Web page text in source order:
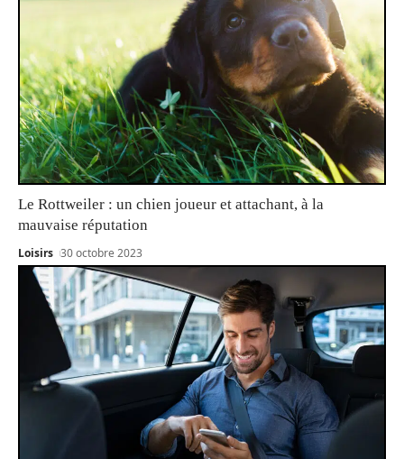
Le Rottweiler : un chien joueur et attachant, à la
mauvaise réputation
Loisirs 30 octobre 2023